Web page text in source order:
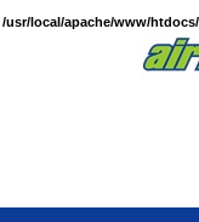
/usr/local/apache/www/